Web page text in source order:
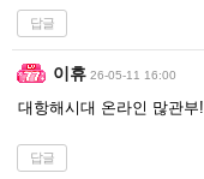
답글
이휴 26-05-11 16:00
대항해시대 온라인 많관부!
답글